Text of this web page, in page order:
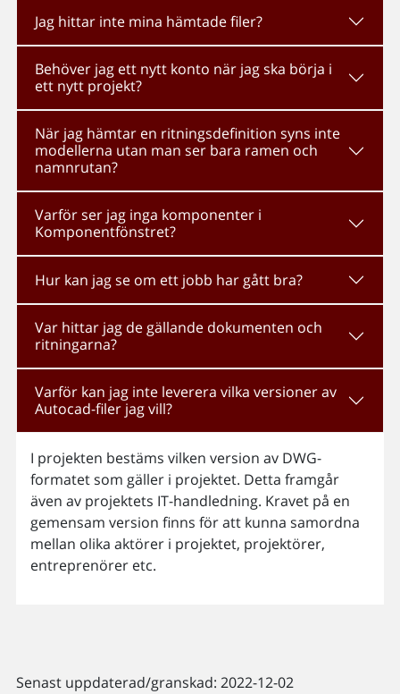
Jag hittar inte mina hämtade filer?
Behöver jag ett nytt konto när jag ska börja i
ett nytt projekt?
När jag hämtar en ritningsdefinition syns inte
modellerna utan man ser bara ramen och
namnrutan?
Varför ser jag inga komponenter i
Komponentfönstret?
Hur kan jag se om ett jobb har gått bra?
Var hittar jag de gällande dokumenten och
ritningarna?
Varför kan jag inte leverera vilka versioner av
Autocad-filer jag vill?
I projekten bestäms vilken version av DWG-
formatet som gäller i projektet. Detta framgår
även av projektets IT-handledning. Kravet på en
gemensam version finns för att kunna samordna
mellan olika aktörer i projektet, projektörer,
entreprenörer etc.
Senast uppdaterad/granskad: 2022-12-02